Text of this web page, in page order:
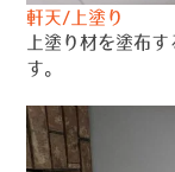
軒天/上塗り
上塗り材を塗布
す。